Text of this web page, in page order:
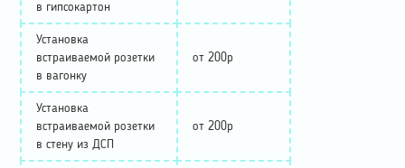
в гипсокартон
Установка
встраиваемой розетки
в вагонку
от 200р
Установка
встраиваемой розетки
в стену из ДСП
от 200р